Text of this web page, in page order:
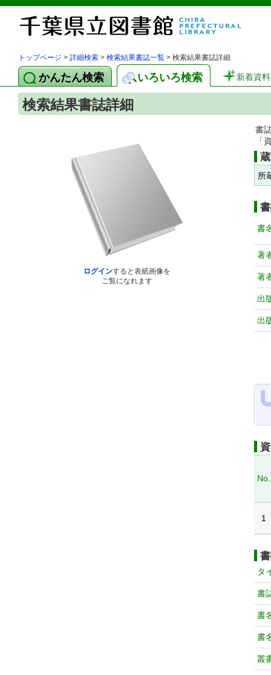
トップページ > 詳細検索 > 検索結果書誌一覧 > 検索結果書誌詳細
かんたん検索 いろいろ検索 新着資料
検索結果書誌詳細
ログインすると表紙画像を
ご覧になれます
書
「
所
書
著
著
出
出
No.
1
タ
書
書
書
叢